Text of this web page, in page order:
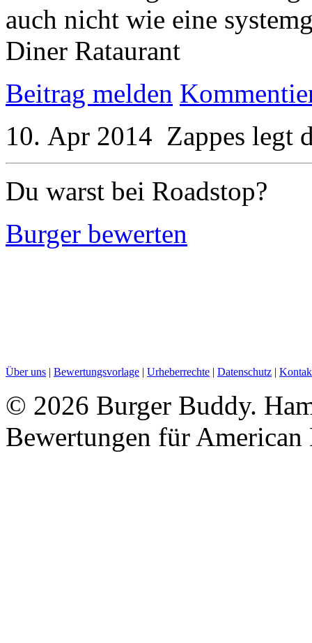
auch nicht wie eine
Diner Rataurant
Beitrag melden
10. Apr 2014 Zappes legt
Du warst bei Roadstop?
Burger bewerten
Über uns | Bewertungsvorlage | Urheberrechte | Datenschutz |
© 2026 Burger Buddy.
Bewertungen für